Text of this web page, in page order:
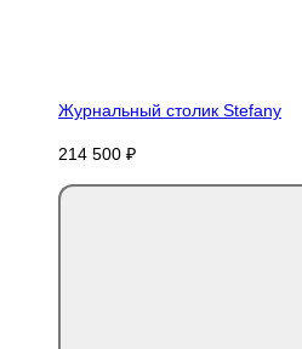
Журнальный столик Stefany
214 500 ₽